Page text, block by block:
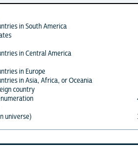
in South America
in Central America
in Europe
in Asia, Africa, or Oceania
country
universe)